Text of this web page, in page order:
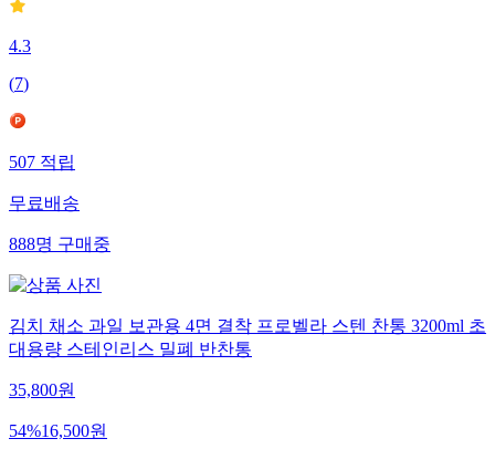
4.3
(7)
507적립
무료배송
888명구매중
김치 채소 과일 보관용 4면 결착 프로벨라 스텐 찬통 3200ml 초
대용량 스테인리스 밀폐 반찬통
35,800원
54%16,500원